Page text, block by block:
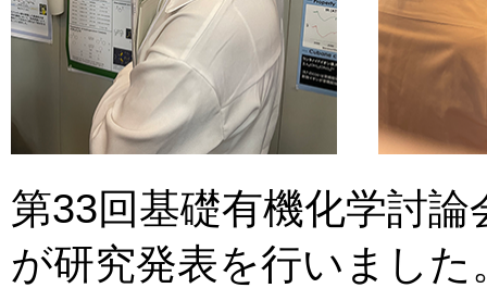
第33回基礎有機化学討
が研究発表を行いました